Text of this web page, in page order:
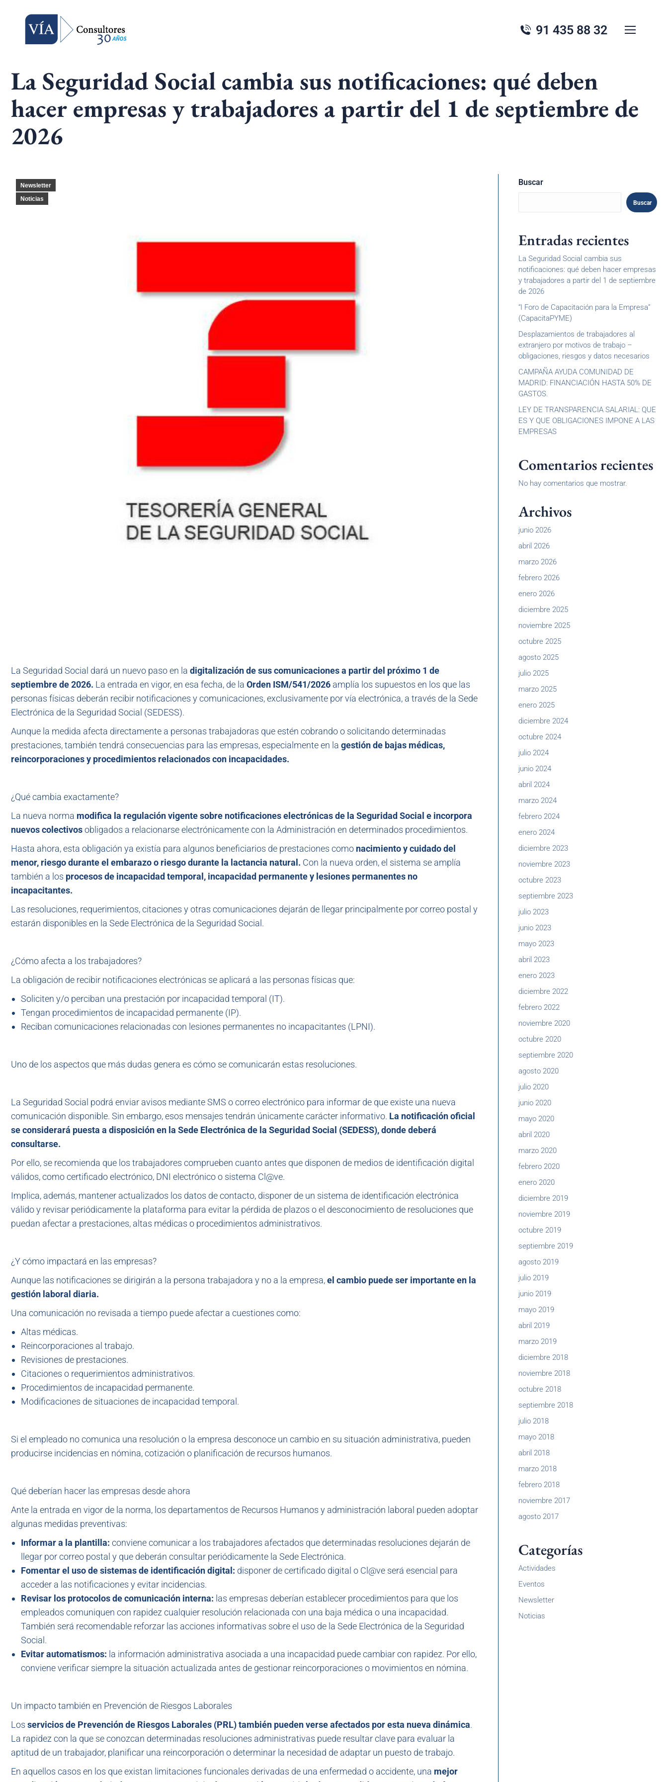
91 435 88 32
La Seguridad Social cambia sus notificaciones: qué deben
hacer empresas y trabajadores a partir del 1 de septiembre de
2026
Newsletter
Noticias
La Seguridad Social dará un nuevo paso en la digitalización de sus comunicaciones a partir del próximo 1 de
septiembre de 2026. La entrada en vigor, en esa fecha, de la Orden ISM/541/2026 amplía los supuestos en los que las
personas físicas deberán recibir notificaciones y comunicaciones, exclusivamente por vía electrónica, a través de la Sede
Electrónica de la Seguridad Social (SEDESS).
Aunque la medida afecta directamente a personas trabajadoras que estén cobrando o solicitando determinadas
prestaciones, también tendrá consecuencias para las empresas, especialmente en la gestión de bajas médicas,
reincorporaciones y procedimientos relacionados con incapacidades.
¿Qué cambia exactamente?
La nueva norma modifica la regulación vigente sobre notificaciones electrónicas de la Seguridad Social e incorpora
nuevos colectivosobligados a relacionarse electrónicamente con la Administración en determinados procedimientos.
Hasta ahora, esta obligación ya existía para algunos beneficiarios de prestaciones como nacimiento y cuidado del
menor, riesgo durante el embarazo o riesgo durante la lactancia natural. Con la nueva orden, el sistema se amplía
también a los procesos de incapacidad temporal, incapacidad permanente y lesiones permanentes no
incapacitantes.
Las resoluciones, requerimientos, citaciones y otras comunicaciones dejarán de llegar principalmente por correo postal y
estarán disponibles en la Sede Electrónica de la Seguridad Social.
¿Cómo afecta a los trabajadores?
La obligación de recibir notificaciones electrónicas se aplicará a las personas físicas que:
Soliciten y/o perciban una prestación por incapacidad temporal (IT).
Tengan procedimientos de incapacidad permanente (IP).
Reciban comunicaciones relacionadas con lesiones permanentes no incapacitantes (LPNI).
Uno de los aspectos que más dudas genera es cómo se comunicarán estas resoluciones.
La Seguridad Social podrá enviar avisos mediante SMS o correo electrónico para informar de que existe una nueva
comunicación disponible. Sin embargo, esos mensajes tendrán únicamente carácter informativo. La notificación oficial
se considerará puesta a disposición en la Sede Electrónica de la Seguridad Social (SEDESS), donde deberá
consultarse.
Por ello, se recomienda que los trabajadores comprueben cuanto antes que disponen de medios de identificación digital
válidos, como certificado electrónico, DNI electrónico o sistema Cl@ve.
Implica, además, mantener actualizados los datos de contacto, disponer de un sistema de identificación electrónica
válido y revisar periódicamente la plataforma para evitar la pérdida de plazos o el desconocimiento de resoluciones que
puedan afectar a prestaciones, altas médicas o procedimientos administrativos.
¿Y cómo impactará en las empresas?
Aunque las notificaciones se dirigirán a la persona trabajadora y no a la empresa,el cambio puede ser importante en la
gestión laboral diaria.
Una comunicación no revisada a tiempo puede afectar a cuestiones como:
Altas médicas.
Reincorporaciones al trabajo.
Revisiones de prestaciones.
Citaciones o requerimientos administrativos.
Procedimientos de incapacidad permanente.
Modificaciones de situaciones de incapacidad temporal.
Si el empleado no comunica una resolución o la empresa desconoce un cambio en su situación administrativa, pueden
producirse incidencias en nómina, cotización o planificación de recursos humanos.
Qué deberían hacer las empresas desde ahora
Ante la entrada en vigor de la norma, los departamentos de Recursos Humanos y administración laboral pueden adoptar
algunas medidas preventivas:
Informar a la plantilla: conviene comunicar a los trabajadores afectados que determinadas resoluciones dejarán de
llegar por correo postal y que deberán consultar periódicamente la Sede Electrónica.
Fomentar el uso de sistemas de identificación digital: disponer de certificado digital o Cl@ve será esencial para
acceder a las notificaciones y evitar incidencias.
Revisar los protocolos de comunicación interna: las empresas deberían establecer procedimientos para que los
empleados comuniquen con rapidez cualquier resolución relacionada con una baja médica o una incapacidad.
También será recomendable reforzar las acciones informativas sobre el uso de la Sede Electrónica de la Seguridad
Social.
Evitar automatismos: la información administrativa asociada a una incapacidad puede cambiar con rapidez. Por ello,
conviene verificar siempre la situación actualizada antes de gestionar reincorporaciones o movimientos en nómina.
Un impacto también en Prevención de Riesgos Laborales
Los servicios de Prevención de Riesgos Laborales (PRL) también pueden verse afectados por esta nueva dinámica.
La rapidez con la que se conozcan determinadas resoluciones administrativas puede resultar clave para evaluar la
aptitud de un trabajador, planificar una reincorporación o determinar la necesidad de adaptar un puesto de trabajo.
En aquellos casos en los que existan limitaciones funcionales derivadas de una enfermedad o accidente, una mejor
Buscar
Buscar
Entradas recientes
La Seguridad Social cambia sus
notificaciones: qué deben hacer empresas
y trabajadores a partir del 1 de septiembre
de 2026
“I Foro de Capacitación para la Empresa”
(CapacitaPYME)
Desplazamientos de trabajadores al
extranjero por motivos de trabajo –
obligaciones, riesgos y datos necesarios
CAMPAÑA AYUDA COMUNIDAD DE
MADRID: FINANCIACIÓN HASTA 50% DE
GASTOS.
LEY DE TRANSPARENCIA SALARIAL: QUE
ES Y QUE OBLIGACIONES IMPONE A LAS
EMPRESAS
Comentarios recientes
No hay comentarios que mostrar.
Archivos
junio 2026
abril 2026
marzo 2026
febrero 2026
enero 2026
diciembre 2025
noviembre 2025
octubre 2025
agosto 2025
julio 2025
marzo 2025
enero 2025
diciembre 2024
octubre 2024
julio 2024
junio 2024
abril 2024
marzo 2024
febrero 2024
enero 2024
diciembre 2023
noviembre 2023
octubre 2023
septiembre 2023
julio 2023
junio 2023
mayo 2023
abril 2023
enero 2023
diciembre 2022
febrero 2022
noviembre 2020
octubre 2020
septiembre 2020
agosto 2020
julio 2020
junio 2020
mayo 2020
abril 2020
marzo 2020
febrero 2020
enero 2020
diciembre 2019
noviembre 2019
octubre 2019
septiembre 2019
agosto 2019
julio 2019
junio 2019
mayo 2019
abril 2019
marzo 2019
diciembre 2018
noviembre 2018
octubre 2018
septiembre 2018
julio 2018
mayo 2018
abril 2018
marzo 2018
febrero 2018
noviembre 2017
agosto 2017
Categorías
Actividades
Eventos
Newsletter
Noticias